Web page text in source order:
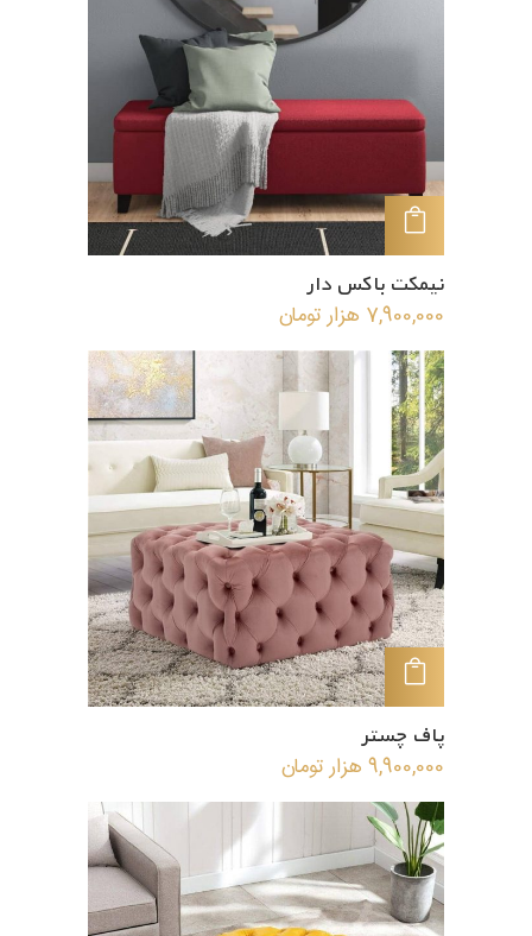
افزودن به سبد خرید
نیمکت باکس دار
7,900,000 هزار تومان
افزودن به سبد خرید
پاف چستر
9,900,000 هزار تومان